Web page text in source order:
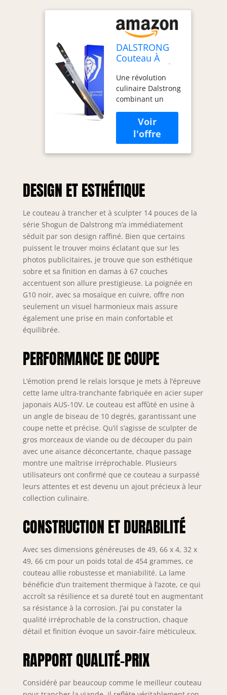
DALSTRONG
Couteau À
Sculpter - 14" -
Extra Longue -
Série Shogun -
Damas - Acier
Super Japonais
AUS-10V -
Poignée G10
Noir -
Avec Gaine
Une révolution
culinaire Dalstrong
combinant un
savoir-faire
remarquable et
primé, une
technologie de
pointe, un design
matériaux
disponibles. La
pointe n'a jamais
été aussi bonne à
ce prix.
Performance
inégalée: Un
scalpel impitoyable
comme un bord
est terminé à la
main dans un
angle stupéfiant de
8 à 12 degrés par
améliorer le
harnais, la
flexibilité et la
résistance à la
corrosion. Complet
pour une
robustesse
superbe et triplé
pour une
résilience encore
plus grande. Cette
lame longue offre
une polyvalence
surprenante et
comme la
sculpture de
rôties, le tranchage
de barbecue, la
citrouille et la
pastèque.
Dalstrong Power:
Ultra pointu AUS-
10V Vide traité
japonais super
noyau de coupe en
Rockwell pour des
performances
la rétention des
DESIGN ET ESTHÉTIQUE
Le couteau à trancher et à sculpter 14 pouces de la
série Shogun de Dalstrong m’a immédiatement
séduit par son design raffiné. Bien que certains
puissent le trouver moins éclatant que sur les
photos publicitaires, je trouve que son esthétique
sobre et sa finition en damas à 67 couches
accentuent son allure prestigieuse. La poignée en
G10 noir, avec sa mosaïque en cuivre, offre non
seulement un visuel harmonieux mais assure
également une prise en main confortable et
équilibrée.
PERFORMANCE DE COUPE
L’émotion prend le relais lorsque je mets à l’épreuve
cette lame ultra-tranchante fabriquée en acier super
japonais AUS-10V. Le couteau est affûté en usine à
un angle de biseau de 10 degrés, garantissant une
coupe nette et précise. Qu’il s’agisse de sculpter de
gros morceaux de viande ou de découper du pain
avec une aisance déconcertante, chaque passage
montre une maîtrise irréprochable. Plusieurs
utilisateurs ont confirmé que ce couteau a surpassé
leurs attentes et est devenu un ajout précieux à leur
collection culinaire.
CONSTRUCTION ET DURABILITÉ
Avec ses dimensions généreuses de 49, 66 x 4, 32 x
49, 66 cm pour un poids total de 454 grammes, ce
couteau allie robustesse et maniabilité. La lame
bénéficie d’un traitement thermique à l’azote, ce qui
accroît sa résilience et sa dureté tout en augmentant
sa résistance à la corrosion. J’ai pu constater la
qualité irréprochable de la construction, chaque
détail et finition évoque un savoir-faire méticuleux.
RAPPORT QUALITÉ-PRIX
Considéré par beaucoup comme le meilleur couteau